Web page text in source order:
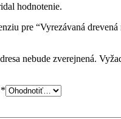
hodnotenie.
pre “Vyrezávaná drevená
nebude zverejnená.
*